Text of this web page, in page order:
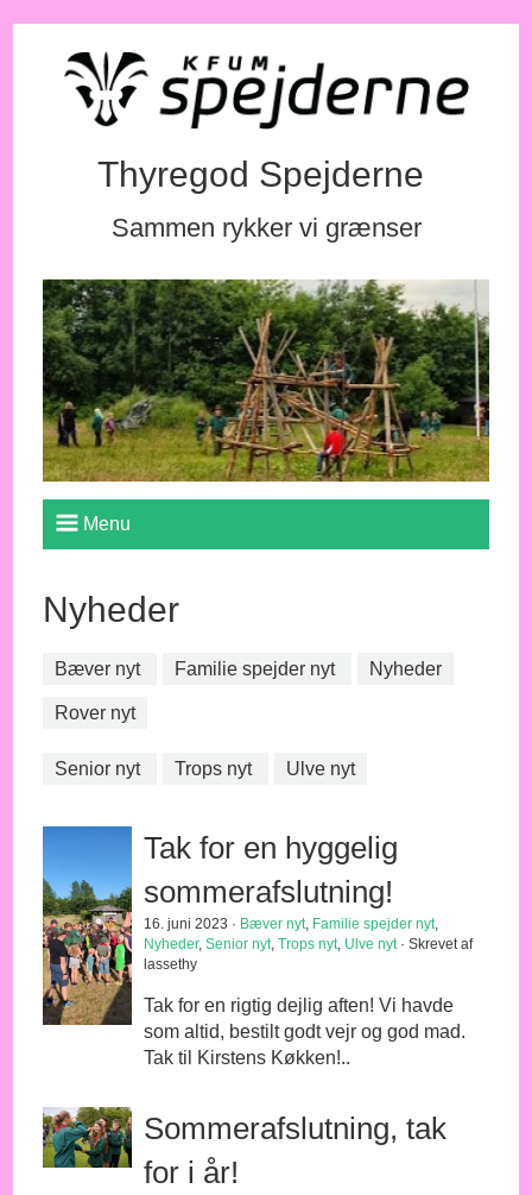
Thyregod Spejderne
Sammen rykker vi grænser
Menu
Nyheder
Bæver nyt Familie spejder nyt Nyheder
Rover nyt
Senior nyt Trops nyt Ulve nyt
Tak for en hyggelig
sommerafslutning!
16. juni 2023 · Bæver nyt, Familie spejder nyt,
Nyheder,Senior nyt,Trops nyt, Ulve nyt· Skrevet af
lassethy
Tak for en rigtig dejlig aften! Vi havde
som altid, bestilt godt vejr og god mad.
Tak til Kirstens Køkken!..
Sommerafslutning, tak
for i år!